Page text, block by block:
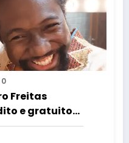
0
Freitas
e gratuito
Em Dia ES